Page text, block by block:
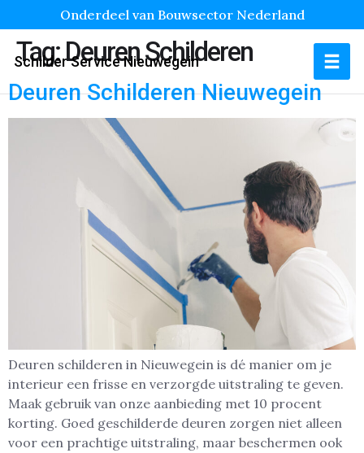
Onderdeel van Bouwsector Nederland
Schilder Service Nieuwegein
Tag:Deuren Schilderen
Deuren Schilderen Nieuwegein
Deuren schilderen in Nieuwegein is dé manier om je
interieur een frisse en verzorgde uitstraling te geven.
Maak gebruik van onze aanbieding met 10 procent
korting. Goed geschilderde deuren zorgen niet alleen
voor een prachtige uitstraling, maar beschermen ook